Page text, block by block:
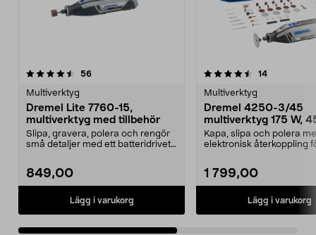
56recensioner
Multiverktyg
Dremel Lite 7760-15,
multiverktyg med tillbehör
Slipa, gravera, polera och rengör
små detaljer med ett batteridrivet
849,00
Lägg i varukorg
4.5av 5 stjärnor 14recensioner
Multiverktyg
Dremel 4250-3/45
multiverktyg 175 W,
Kapa, slipa och polera
elektronisk återkoppling
1 799,00
Lägg i varukorg
4.5av 5 stjärnor